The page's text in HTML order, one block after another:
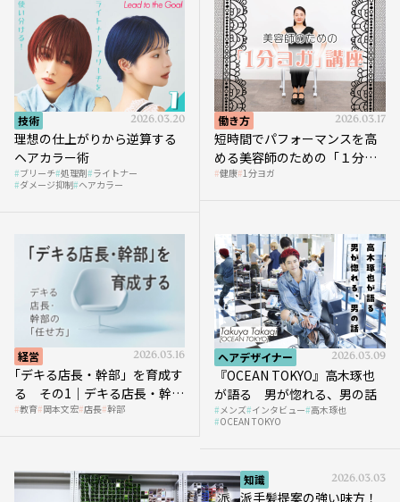
技術 2026.03.20
理想の仕上がりから逆算する
ヘアカラー術
ブリーチ 処理剤 ライトナー
ダメージ抑制 ヘアカラー
働き方 2026.03.17
短時間でパフォーマンスを高
める美容師のための「１分ヨ
ガ」講座｜実践編
健康 1分ヨガ
経営 2026.03.16
｢デキる店長・幹部」を育成す
る その1｜デキる店長・幹部
の「任せ方」
教育 岡本文宏 店長 幹部
ヘアデザイナー 2026.03.09
『OCEAN TOKYO』高木琢也
が語る 男が惚れる、男の話
メンズ インタビュー 高木琢也
OCEAN TOKYO
知識 2026.03.03
派手髪提案の強い味方！